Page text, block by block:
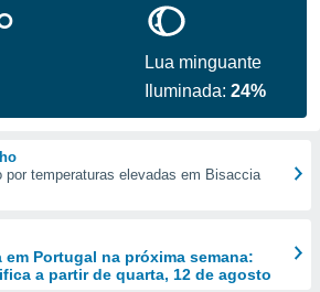
Lua minguante
Iluminada:24%
por temperaturas elevadas em Bisaccia
em Portugal na próxima semana:
a partir de quarta, 12 de agosto